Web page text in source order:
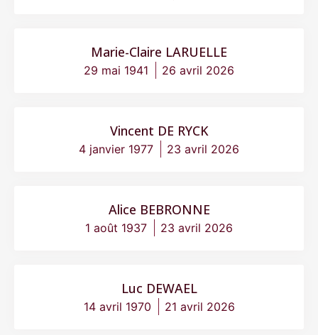
Marie-Claire LARUELLE
29 mai 1941 26 avril 2026
Vincent DE RYCK
4 janvier 1977 23 avril 2026
Alice BEBRONNE
1 août 1937 23 avril 2026
Luc DEWAEL
14 avril 1970 21 avril 2026